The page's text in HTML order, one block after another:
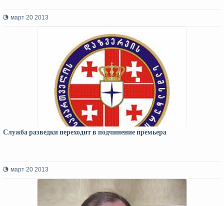
март 20 2013
Служба разведки переходит в подчинение премьера
март 20 2013